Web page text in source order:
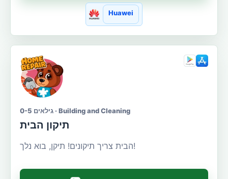
Huawei
גילאים 0-5 · Building and Cleaning
תיקון הבית
הבית צריך תיקונים! תיקן, בוא נלך!